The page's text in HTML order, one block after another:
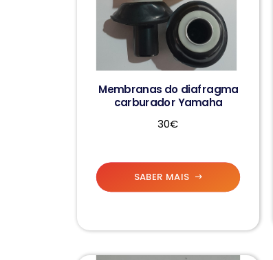
Membranas do diafragma
carburador Yamaha
30€
SABER MAIS